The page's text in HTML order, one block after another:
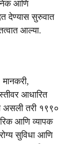
आणि
देण्यास सुरुवात
आल्या.
आधारित
असली तरी १९९०
आणि व्यापक
सुविधा आणि